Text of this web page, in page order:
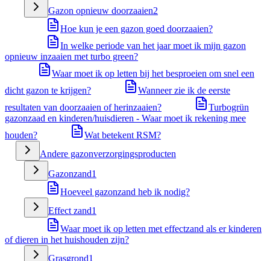
Gazon opnieuw doorzaaien2
Hoe kun je een gazon goed doorzaaien?
In welke periode van het jaar moet ik mijn gazon
opnieuw inzaaien met turbo green?
Waar moet ik op letten bij het besproeien om snel een
dicht gazon te krijgen?
Wanneer zie ik de eerste
resultaten van doorzaaien of herinzaaien?
Turbogrün
gazonzaad en kinderen/huisdieren - Waar moet ik rekening mee
houden?
Wat betekent RSM?
Andere gazonverzorgingsproducten
Gazonzand1
Hoeveel gazonzand heb ik nodig?
Effect zand1
Waar moet ik op letten met effectzand als er kinderen
of dieren in het huishouden zijn?
Grasgrond1